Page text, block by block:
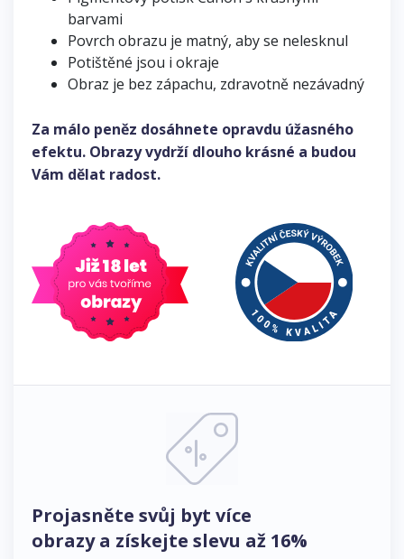
barvami
Povrch obrazu je matný, aby se nelesknul
Potištěné jsou i okraje
Obraz je bez zápachu, zdravotně nezávadný
Za málo peněz dosáhnete opravdu úžasného
efektu. Obrazy vydrží dlouho krásné a budou
Vám dělat radost.
Projasněte svůj byt více
obrazy a získejte slevu až 16%